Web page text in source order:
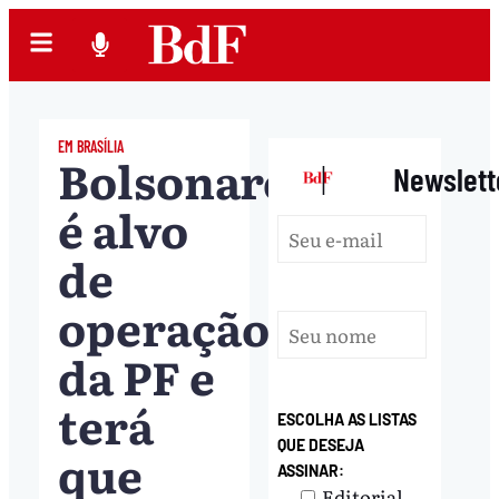
EM BRASÍLIA
Bolsonaro
é alvo
de
operação
da PF e
terá
que
|
ESCOLHA AS LISTAS
QUE DESEJA
ASSINAR: